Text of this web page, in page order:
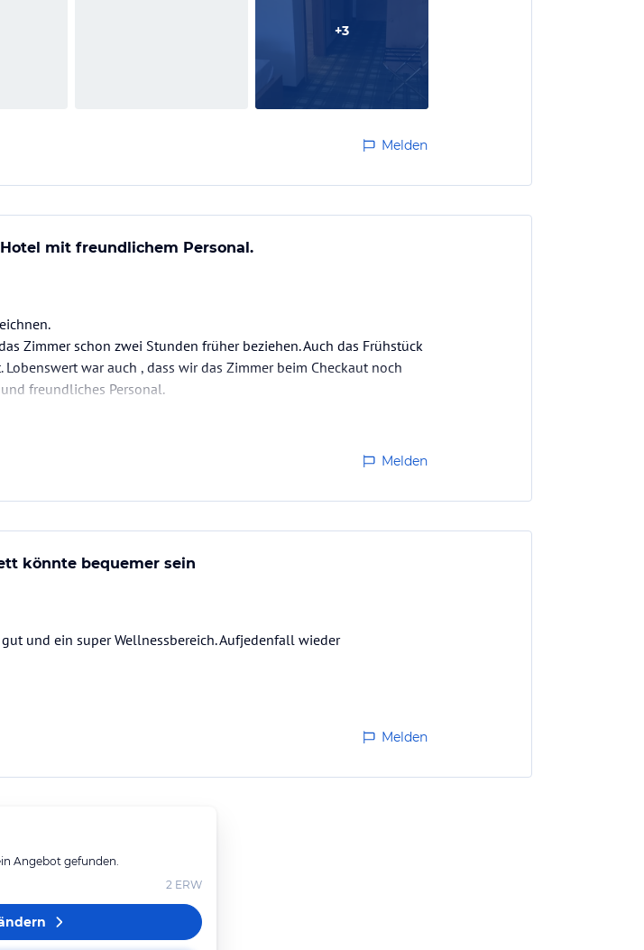
+3
Melden
mit freundlichem Personal.
Zimmer schon zwei Stunden früher beziehen. Auch das Frühstück
Lobenswert war auch , dass wir das Zimmer beim Checkaut noch
freundliches Personal.
Melden
könnte bequemer sein
und ein super Wellnessbereich. Aufjedenfall wieder
Melden
Angebot gefunden.
2 ERW